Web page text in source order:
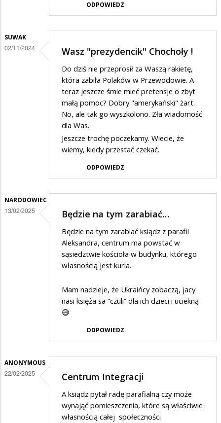
ODPOWIEDZ
SUWAK
02/11/2024 Wasz "prezydencik" Chochoły !
Do dziś nie przeprosił za Waszą rakietę,
która zabiła Polaków w Przewodowie. A
teraz jeszcze śmie mieć pretensje o zbyt
małą pomoc? Dobry "amerykański" żart.
No, ale tak go wyszkolono. Zła wiadomość
dla Was.
Jeszcze trochę poczekamy. Wiecie, że
wiemy, kiedy przestać czekać.
ODPOWIEDZ
NARODOWIEC
13/02/2025 Będzie na tym zarabiać…
Będzie na tym zarabiać ksiądz z parafii
Aleksandra, centrum ma powstać w
sąsiedztwie kościoła w budynku, którego
własnością jest kuria.
Mam nadzieje, że Ukraińcy zobaczą, jacy
nasi księża sa “czuli” dla ich dzieci i uciekną
😅
ODPOWIEDZ
ANONYMOUS
22/02/2025 Centrum Integracji
A ksiądz pytał radę parafialną czy może
wynająć pomieszczenia, które są właściwie
własnością całej społeczności